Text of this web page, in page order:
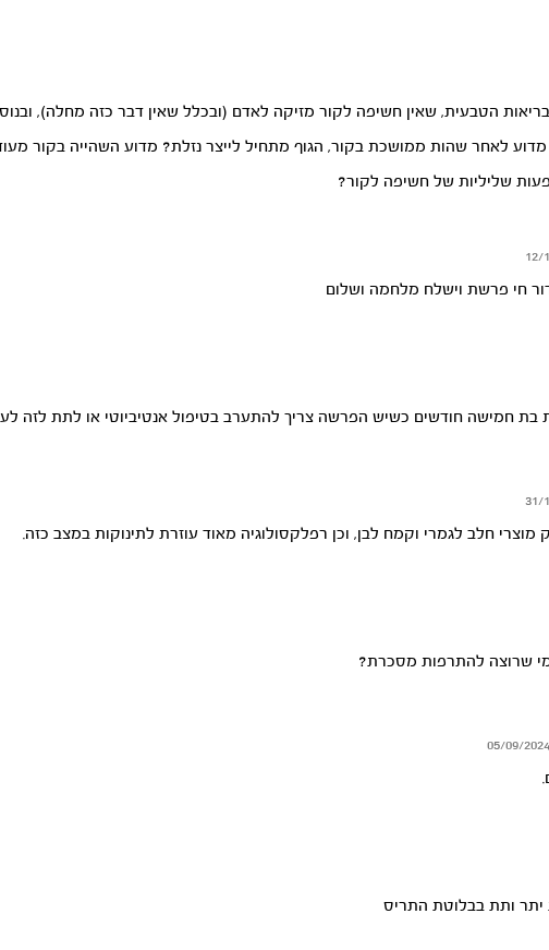
הטבעית, שאין חשיפה לקור מזיקה לאדם (ובכלל שאין דבר כזה מחלה),
לאחר שהות ממושכת בקור, הגוף מתחיל לייצר נזלת? מדוע השהייה בקור
שליליות של חשיפה לקור?
12/
חי פרשת וישלח מלחמה ושלום
בת חמישה חודשים כשיש הפרשה צריך להתערב בטיפול אנטיביוטי או לתת לזה
31/
מוצרי חלב לגמרי וקמח לבן, וכן רפלקסולוגיה מאוד עוזרת לתינוקות במצב כזה.
שרוצה להתרפות מסכרת?
05/09/2024
יתר ותת בבלוטת התריס